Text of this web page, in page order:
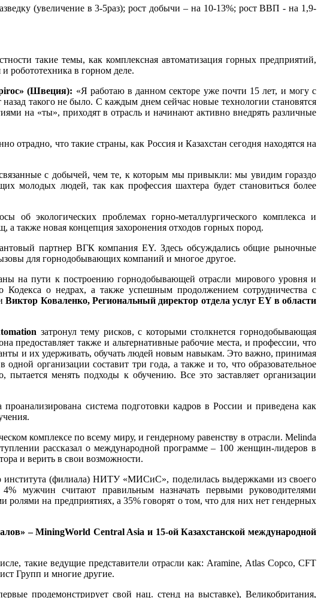
(увеличение в 3-5раз); рост добычи – на 10-13%; рост ВВП - на 1,9-
такие темы, как комплексная автоматизация горных предприятий,
робототехника в горном деле.
(Швеция): «Я работаю в данном секторе уже почти 15 лет, и могу с
такого не было. С каждым днем сейчас новые технологии становятся
на «ты», приходят в отрасль и начинают активно внедрять различные
отрадно, что такие страны, как Россия и Казахстан сегодня находятся на
с добычей, чем те, к которым мы привыкли: мы увидим гораздо
молодых людей, так как профессия шахтера будет становиться более
об экологических проблемах горно-металлургического комплекса и
а также новая концепция захоронения отходов горных пород.
партнер ВГК компания EY. Здесь обсуждались общие рыночные
для горнодобывающих компаний и многое другое.
на пути к построению горнодобывающей отрасли мирового уровня и
о недрах, а также успешным продолжением сотрудничества с
Виктор Коваленко, Региональный директор отдела услуг EY в области
затронул тему рисков, с которыми столкнется горнодобывающая
предоставляет также и альтернативные рабочие места, и профессии, что
и их удерживать, обучать людей новым навыкам. Это важно, принимая
организации составит три года, а также и то, что образовательное
менять подходы к обучению. Все это заставляет организации
система подготовки кадров в России и приведена как
комплексе по всему миру, и гендерному равенству в отрасли. Melinda
рассказал о международной программе – 100 женщин-лидеров в
и верить в свои возможности.
института (филиала) НИТУ «МИСиС», поделилась выдержками из своего
мужчин считают правильным назначать первыми руководителями
на предприятиях, а 35% говорят о том, что для них нет гендерных
– MiningWorld Central Asia и 15-ой Казахстанской международной
такие ведущие представители отрасли как: Aramine, Atlas Copco, CFT
Групп и многие другие.
продемонстрирует свой нац. стенд на выставке), Великобритания,